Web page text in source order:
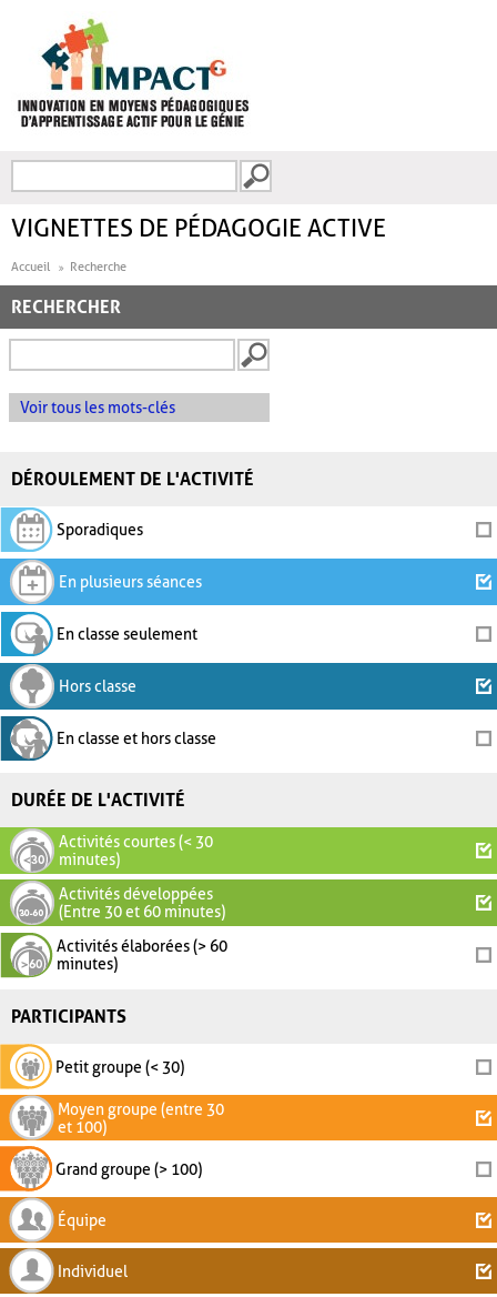
FORMULAIRE DE
VIGNETTES DE PÉDAGOGIE ACTIVE
Accueil Recherche
RECHERCHER
Voir tous les mots-clés
DÉROULEMENT DE L'ACTIVITÉ
Sporadiques
En plusieurs séances
En classe seulement
Hors classe
En classe et hors classe
DURÉE DE L'ACTIVITÉ
Activités courtes (< 30
minutes)
Activités développées
(Entre 30 et 60 minutes)
Activités élaborées (> 60
minutes)
PARTICIPANTS
Petit groupe (< 30)
Moyen groupe (entre 30
et 100)
Grand groupe (> 100)
Équipe
Individuel